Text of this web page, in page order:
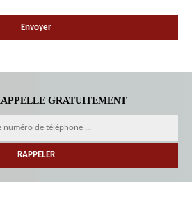
GRATUITEMENT